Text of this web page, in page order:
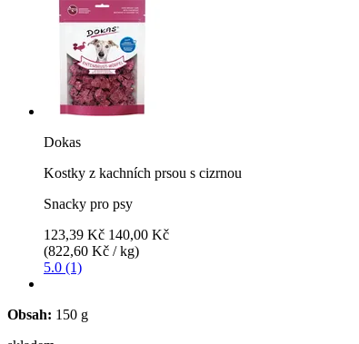
Dokas
Kostky z kachních prsou s cizrnou
Snacky pro psy
123,39 Kč 140,00 Kč
(822,60 Kč / kg)
5.0 (1)
Obsah: 150 g